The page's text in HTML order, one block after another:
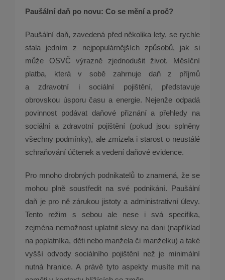
Paušální daň po novu: Co se mění a proč?
Paušální daň, zavedená před několika lety, se rychle
stala jedním z nejpopulárnějších způsobů, jak si
může OSVČ výrazně zjednodušit život. Měsíční
platba, která v sobě zahrnuje daň z příjmů
a zdravotní i sociální pojištění, představuje
obrovskou úsporu času a energie. Nejenže odpadá
povinnost podávat daňové přiznání a přehledy na
sociální a zdravotní pojištění (pokud jsou splněny
všechny podmínky), ale zmizela i starost o neustálé
schraňování účtenek a vedení daňové evidence.
Pro mnoho drobných podnikatelů to znamená, že se
mohou plně soustředit na své podnikání. Paušální
daň je pro ně zárukou jistoty a administrativní úlevy.
Tento režim s sebou ale nese i svá specifika,
zejména nemožnost uplatnit slevy na dani (například
na poplatníka, děti nebo manžela či manželku) a také
vyšší odvody sociálního pojištění než je minimální
nutná hranice. A právě tyto aspekty musíte mít na